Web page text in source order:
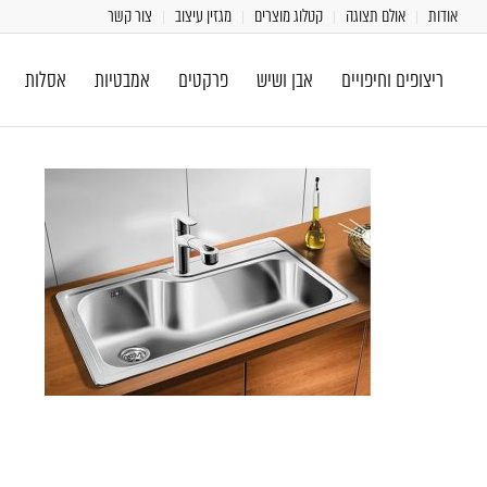
אודות אולם תצוגה קטלוג מוצרים מגזין עיצוב צור קשר
ריצופים וחיפויים אבן ושיש פרקטים אמבטיות אסלות